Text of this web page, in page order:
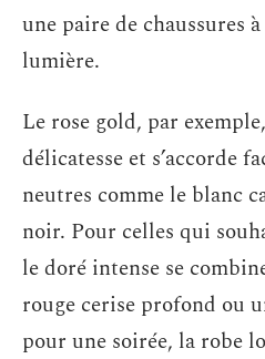
une paire de chaussures
lumière.
Le rose gold, par
délicatesse et s’accorde
neutres comme le blanc
noir. Pour celles qui
le doré intense se
rouge cerise profond ou
pour une soirée, la robe